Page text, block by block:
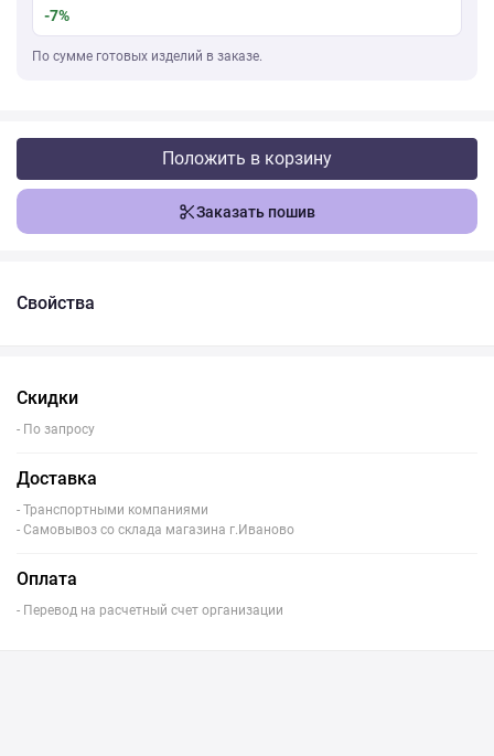
-7%
По сумме готовых изделий в заказе.
Положить в корзину
Заказать пошив
Свойства
Скидки
- По запросу
Доставка
- Транспортными компаниями
- Самовывоз со склада магазина г.Иваново
Оплата
- Перевод на расчетный счет организации